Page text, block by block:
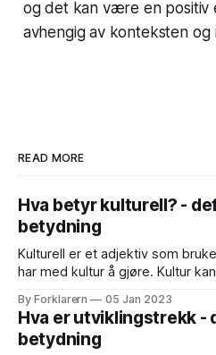
og det kan være en positiv
avhengig av konteksten og
READ MORE
Hva betyr kulturell? -
betydning
Kulturell er et adjektiv som
har med kultur å gjøre. Kultur
verdier, normer, skikker,
materialobjekter som utgjør en
leve på. Dette
By Forklarern 05 Jan 2023
Hva er utviklingstrekk -
betydning